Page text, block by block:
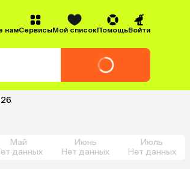
намСервисыМой списокПомощьВойти
Май
данных
Июнь
Нет данных
Июль
Нет данных